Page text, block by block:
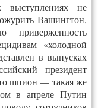
не
Вашингтон,
приверженность
«холодной
в выпусках
президент
шпион — такая же
в апреле Путин